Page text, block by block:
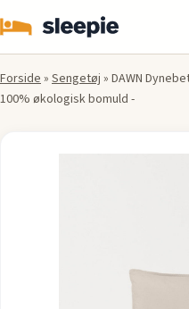
Forside» Sengetøj » DAWN
100% økologisk bomuld -